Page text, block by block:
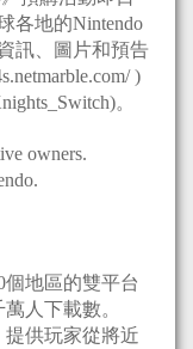
各地的Nintendo
訊、圖片和預告
)
。
owners.
個地區的雙平台
人下載數。
提供玩家從將近